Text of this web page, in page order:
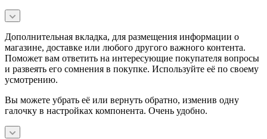
Дополнительная вкладка, для размещения информации о
магазине, доставке или любого другого важного контента.
Поможет вам ответить на интересующие покупателя вопросы
и развеять его сомнения в покупке. Используйте её по своему
усмотрению.
Вы можете убрать её или вернуть обратно, изменив одну
галочку в настройках компонента. Очень удобно.